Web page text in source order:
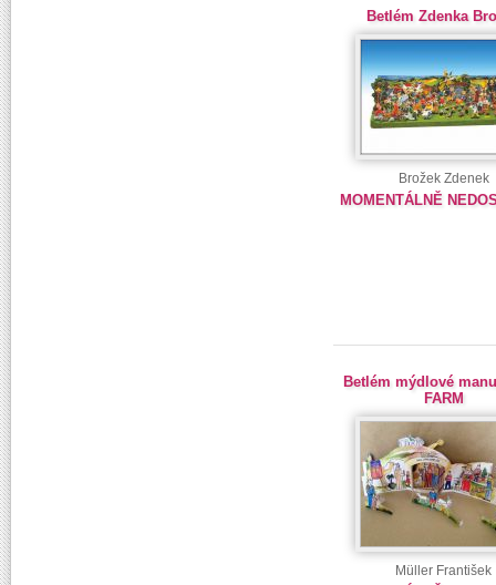
Betlém Zdenka
Brožek Zdenek
MOMENTÁLNĚ
Betlém mýdlové
FARM
Müller František